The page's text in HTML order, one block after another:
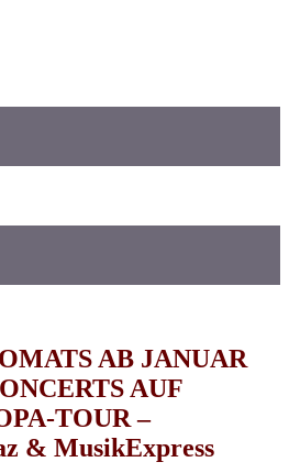
AB JANUAR
AUF
TOUR –
& MusikExpress